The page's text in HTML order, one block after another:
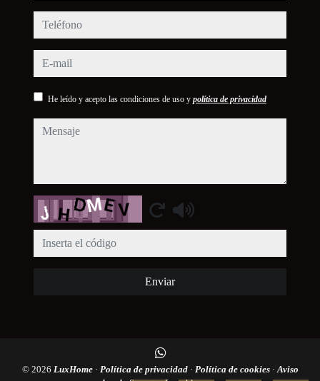
teléfono
e-mail
He leído y acepto las condiciones de uso y política de privacidad
mensaje
Captcha
Enviar
© 2026 LuxHome · Política de privacidad · Política de cookies ·Aviso